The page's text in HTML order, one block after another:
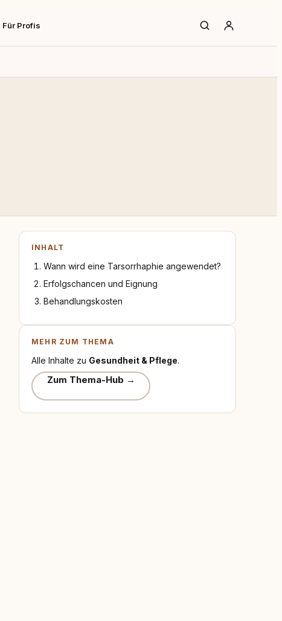
Für Profis
INHALT
Wann wird eine Tarsorrhaphie angewendet?
Erfolgschancen und Eignung
Behandlungskosten
MEHR ZUM THEMA
Alle Inhalte zu Gesundheit & Pflege.
Zum Thema-Hub →